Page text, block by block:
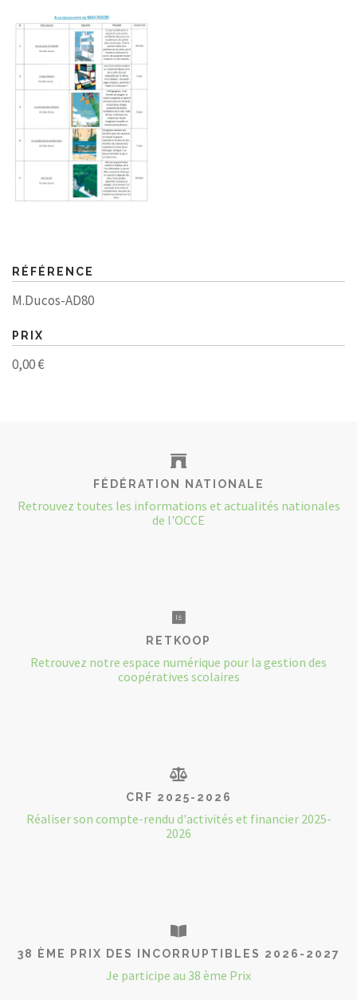
RÉFÉRENCE
M.Ducos-AD80
PRIX
0,00 €
FÉDÉRATION NATIONALE
Retrouvez toutes les informations et actualités nationales
de l'OCCE
RETKOOP
Retrouvez notre espace numérique pour la gestion des
coopératives scolaires
CRF 2025-2026
Réaliser son compte-rendu d'activités et financier 2025-
2026
38 ÈME PRIX DES INCORRUPTIBLES 2026-2027
Je participe au 38 ème Prix